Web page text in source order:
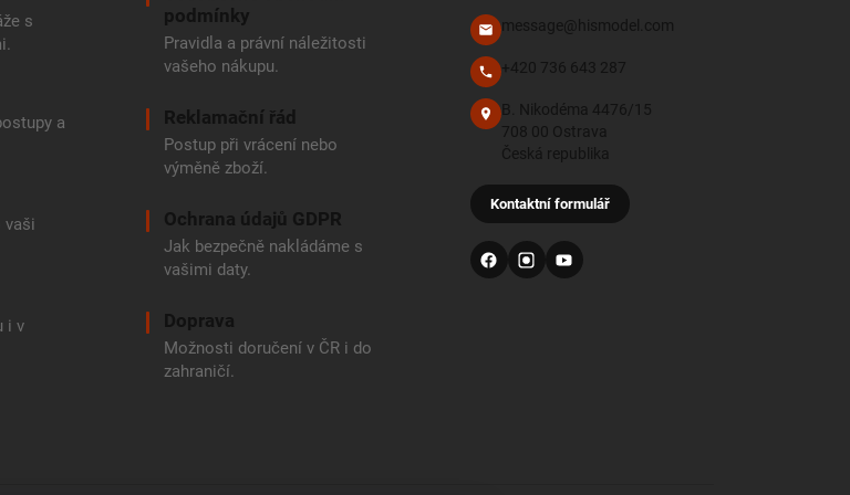
s
a
vaši
i v
podmínky
Pravidla a právní náležitosti
vašeho nákupu.
Reklamační řád
Postup při vrácení nebo
výměně zboží.
Ochrana údajů GDPR
Jak bezpečně nakládáme s
vašimi daty.
Doprava
Možnosti doručení v ČR i do
zahraničí.
message@hismodel.com
+420 736 643 287
B. Nikodéma 4476/15
708 00 Ostrava
Česká republika
Kontaktní formulář